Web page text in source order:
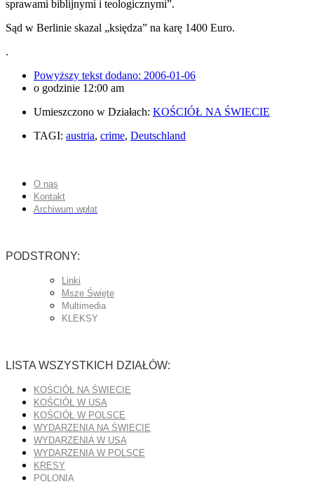
sprawami biblijnymi i teologicznymi”.
Sąd w Berlinie skazal „księdza” na karę 1400 Euro.
.
Powyższy tekst dodano: 2006-01-06
o godzinie 12:00 am
Umieszczono w Działach: KOŚCIÓŁ NA ŚWIECIE
TAGI: austria, crime, Deutschland
O nas
Kontakt
Archiwum wpłat
PODSTRONY:
Linki
Msze Święte
Multimedia
KLEKSY
LISTA WSZYSTKICH DZIAŁÓW:
KOŚCIÓŁ NA ŚWIECIE
KOŚCIÓŁ W USA
KOŚCIÓŁ W POLSCE
WYDARZENIA NA ŚWIECIE
WYDARZENIA W USA
WYDARZENIA W POLSCE
KRESY
POLONIA